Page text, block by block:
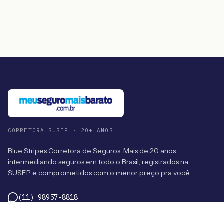
CORRETORA SUSEP · 20+ ANOS
Blue Stripes Corretora de Seguros. Mais de 20 anos
intermediando seguros em todo o Brasil, registrados na
SUSEP e comprometidos com o menor preço pra você.
(11) 98957-8818